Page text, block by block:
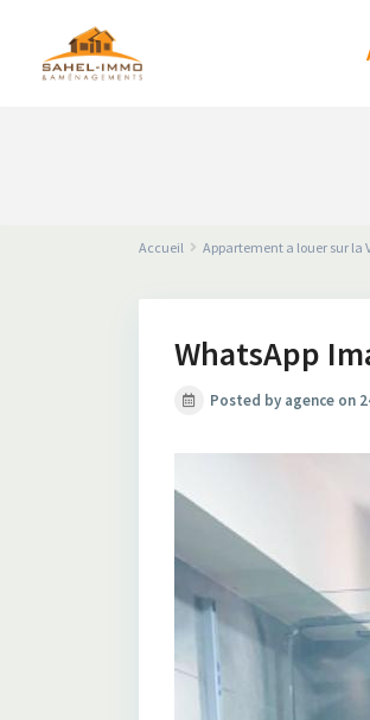
Accueil Appartement a louer sur la
WhatsApp
Posted by agence on